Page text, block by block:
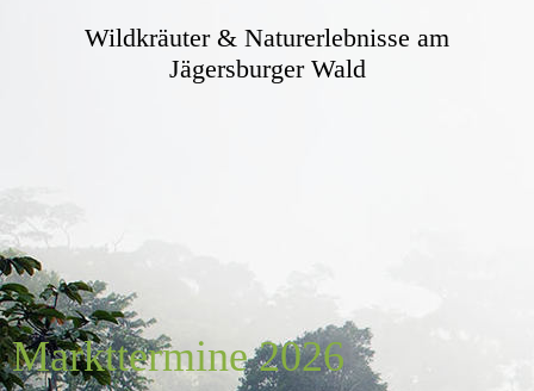
Wildkräuter & Naturerlebnisse am
Jägersburger Wald
Markttermine 2026